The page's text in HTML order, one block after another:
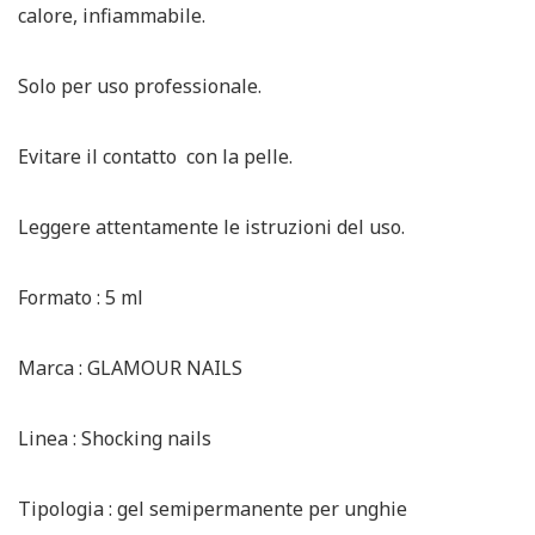
calore, infiammabile.
Solo per uso professionale.
Evitare il contatto con la pelle.
Leggere attentamente le istruzioni del uso.
Formato : 5 ml
Marca : GLAMOUR NAILS
Linea : Shocking nails
Tipologia : gel semipermanente per unghie